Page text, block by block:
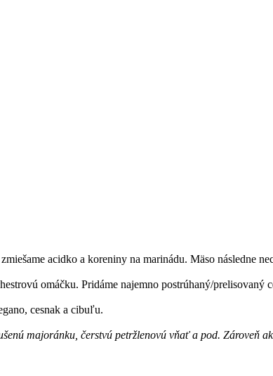
acidko a koreniny na marinádu. Mäso následne
omáčku. Pridáme najemno postrúhaný/prelisovaný
cesnak a cibuľu.
majoránku, čerstvú petržlenovú vňať a pod. Zároveň